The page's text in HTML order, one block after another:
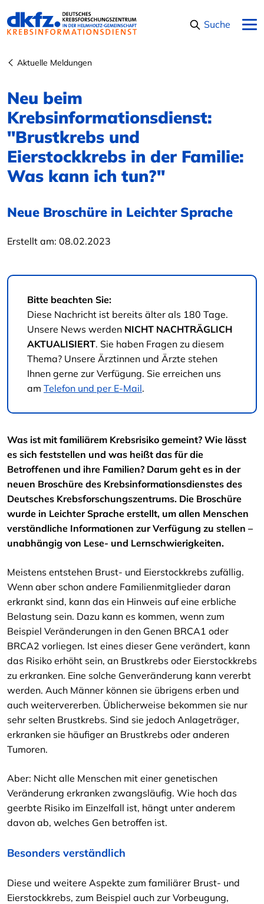
Suche
Aktuelle Meldungen
Neu beim
Krebsinformationsdienst:
"Brustkrebs und
Eierstockkrebs in der Familie:
Was kann ich tun?"
Neue Broschüre in Leichter Sprache
Erstellt am: 08.02.2023
Bitte beachten Sie:
Diese Nachricht ist bereits älter als 180 Tage.
Unsere News werden NICHT NACHTRÄGLICH
AKTUALISIERT. Sie haben Fragen zu diesem
Thema? Unsere Ärztinnen und Ärzte stehen
Ihnen gerne zur Verfügung. Sie erreichen uns
am Telefon und per E-Mail.
Was ist mit familiärem Krebsrisiko gemeint? Wie lässt
es sich feststellen und was heißt das für die
Betroffenen und ihre Familien? Darum geht es in der
neuen Broschüre des Krebsinformationsdienstes des
Deutsches Krebsforschungszentrums. Die Broschüre
wurde in Leichter Sprache erstellt, um allen Menschen
verständliche Informationen zur Verfügung zu stellen –
unabhängig von Lese- und Lernschwierigkeiten.
Meistens entstehen Brust- und Eierstockkrebs zufällig.
Wenn aber schon andere Familienmitglieder daran
erkrankt sind, kann das ein Hinweis auf eine erbliche
Belastung sein. Dazu kann es kommen, wenn zum
Beispiel Veränderungen in den Genen BRCA1 oder
BRCA2 vorliegen. Ist eines dieser Gene verändert, kann
das Risiko erhöht sein, an Brustkrebs oder Eierstockkrebs
zu erkranken. Eine solche Genveränderung kann vererbt
werden. Auch Männer können sie übrigens erben und
auch weitervererben. Üblicherweise bekommen sie nur
sehr selten Brustkrebs. Sind sie jedoch Anlageträger,
erkranken sie häufiger an Brustkrebs oder anderen
Tumoren.
Aber: Nicht alle Menschen mit einer genetischen
Veränderung erkranken zwangsläufig. Wie hoch das
geerbte Risiko im Einzelfall ist, hängt unter anderem
davon ab, welches Gen betroffen ist.
Besonders verständlich
Diese und weitere Aspekte zum familiärer Brust- und
Eierstockkrebs, zum Beispiel auch zur Vorbeugung,